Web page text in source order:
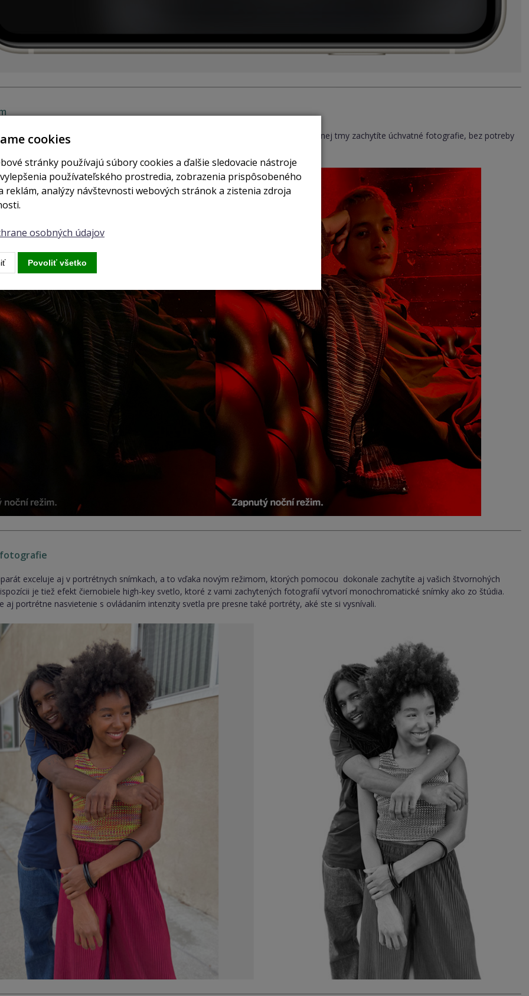
nový nočný režim, vďaka ktorému fotoaparát prejasní temné scény, takže aj za úplnej tmy zachytíte úchvatné fotografie, bez potreby
exceluje aj v portrétnych snímkach, a to vďaka novým režimom, ktorých pomocou dokonale zachytíte aj vašich štvornohých
je tiež efekt čiernobiele high-key svetlo, ktoré z vami zachytených fotografií vytvorí monochromatické snímky ako zo štúdia.
aj portrétne nasvietenie s ovládaním intenzity svetla pre presne také portréty, aké ste si vysnívali.
cookies
stránky používajú súbory cookies a ďalšie sledovacie nástroje
používateľského prostredia, zobrazenia prispôsobeného
reklám, analýzy návštevnosti webových stránok a zistenia zdroja
osobných údajov
Povoliť všetko